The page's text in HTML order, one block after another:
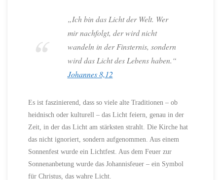
„Ich bin das Licht der Welt. Wer
mir nachfolgt, der wird nicht
wandeln in der Finsternis, sondern
wird das Licht des Lebens haben.“
Johannes 8,12
Es ist faszinierend, dass so viele alte Traditionen – ob
heidnisch oder kulturell – das Licht feiern, genau in der
Zeit, in der das Licht am stärksten strahlt. Die Kirche hat
das nicht ignoriert, sondern aufgenommen. Aus einem
Sonnenfest wurde ein Lichtfest. Aus dem Feuer zur
Sonnenanbetung wurde das Johannisfeuer – ein Symbol
für Christus, das wahre Licht.